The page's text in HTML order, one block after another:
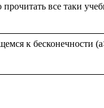
к бесконечности